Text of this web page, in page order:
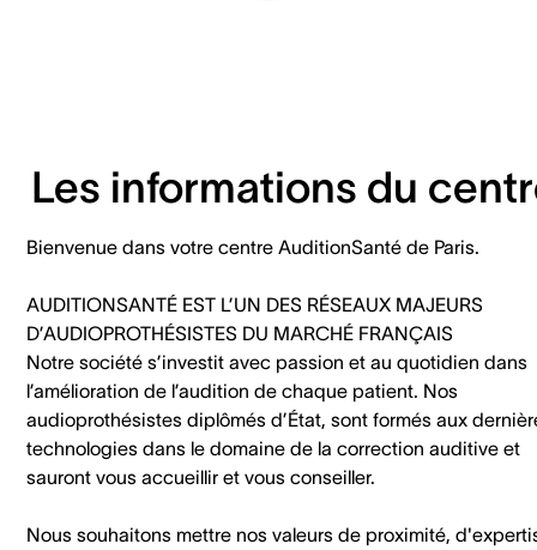
Les informations du
Bienvenue dans votre centre AuditionSanté de Paris.
AUDITIONSANTÉ EST L’UN DES RÉSEAUX MAJEURS
D’AUDIOPROTHÉSISTES DU MARCHÉ FRANÇAIS
Notre société s’investit avec passion et au quotidien dans
l’amélioration de l’audition de chaque patient. Nos
audioprothésistes diplômés d’État, sont formés aux
technologies dans le domaine de la correction auditive et
sauront vous accueillir et vous conseiller.
Nous souhaitons mettre nos valeurs de proximité,